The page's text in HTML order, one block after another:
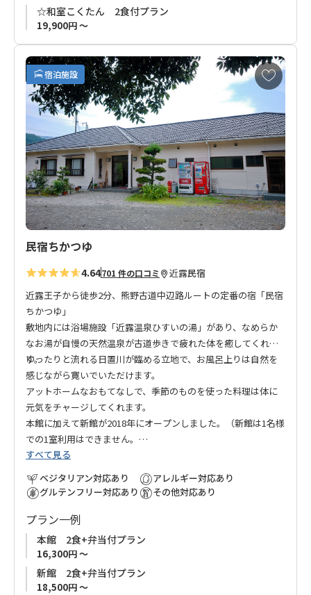
☆和室こくたん 2食付プラン
19,900円 ～
宿泊施設
お
気
入
り
に
追
加
民宿ちかつゆ
4.64701 件の口コミ 近露民宿
近露王子から徒歩2分、熊野古道中辺路ルートの定番の宿「民宿
ちかつゆ」
敷地内には浴場施設「近露温泉ひすいの湯」があり、なめらか
なお湯が自慢の天然温泉が古道歩きで疲れた体を癒してくれま
す。
ゆったりと流れる日置川が臨める立地で、お風呂上りは自然を
感じながら寛いでいただけます。
アットホームなおもてなしで、季節のものを使った料理は体に
元気をチャージしてくれます。
本館に加えて新館が2018年にオープンしました。（新館は1名様
での1室利用はできません。
すべて見る
ベジタリアン対応あり
グルテンフリー対応あり
アレルギー対応あり
その他対応あり
プラン一例
本館 2食+弁当付プラン
16,300円 ～
新館 2食+弁当付プラン
18,500円 ～